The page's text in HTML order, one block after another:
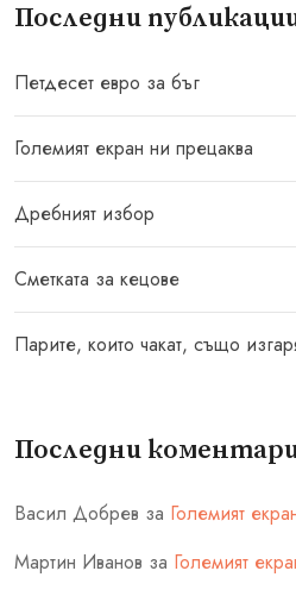
Последни
Петдесет евро за бъг
Големият екран ни прецаква
Дребният избор
Сметката за кецове
Парите, които чакат, също
Последни
Васил Добрев за Големият
Мартин Иванов за Големият